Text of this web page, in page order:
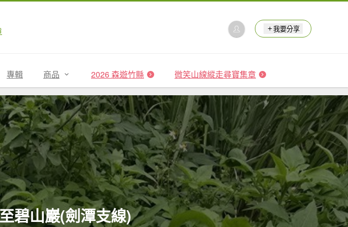
我要分享
專輯 商品 2026 森遊竹縣 微笑山線縱走尋寶集章
碧山巖(劍潭支線)